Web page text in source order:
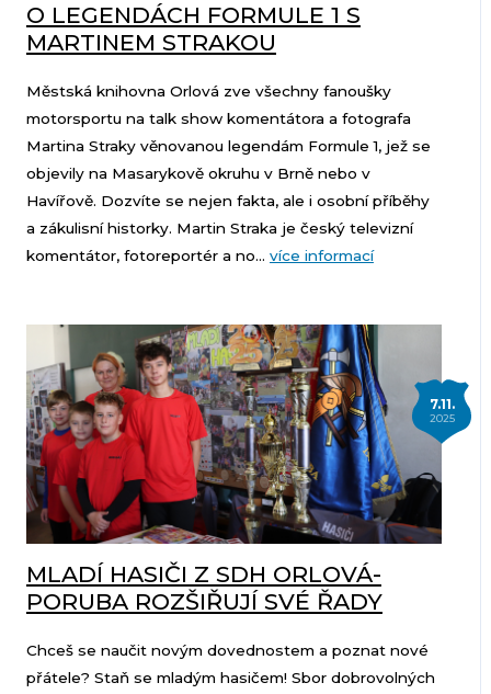
O LEGENDÁCH FORMULE 1 S
MARTINEM STRAKOU
Městská knihovna Orlová zve všechny fanoušky
motorsportu na talk show komentátora a fotografa
Martina Straky věnovanou legendám Formule 1, jež se
objevily na Masarykově okruhu v Brně nebo v
Havířově. Dozvíte se nejen fakta, ale i osobní příběhy
a zákulisní historky. Martin Straka je český televizní
komentátor, fotoreportér a no... více informací
7.11.
2025
MLADÍ HASIČI Z SDH ORLOVÁ-
PORUBA ROZŠIŘUJÍ SVÉ ŘADY
Chceš se naučit novým dovednostem a poznat nové
přátele? Staň se mladým hasičem! Sbor dobrovolných